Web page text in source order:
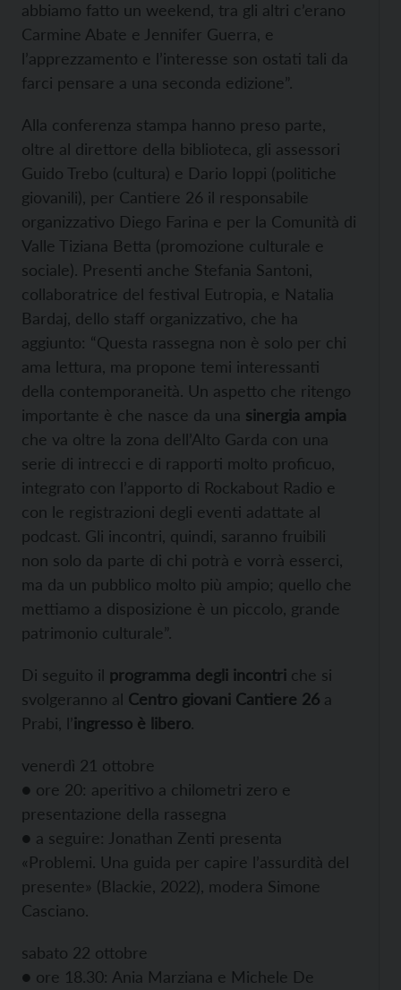
abbiamo fatto un weekend, tra gli altri c’erano
Carmine Abate e Jennifer Guerra, e
l’apprezzamento e l’interesse son ostati tali da
farci pensare a una seconda edizione”.
Alla conferenza stampa hanno preso parte,
oltre al direttore della biblioteca, gli assessori
Guido Trebo (cultura) e Dario Ioppi (politiche
giovanili), per Cantiere 26 il responsabile
organizzativo Diego Farina e per la Comunità di
Valle Tiziana Betta (promozione culturale e
sociale). Presenti anche Stefania Santoni,
collaboratrice del festival Eutropia, e Natalia
Bardaj, dello staff organizzativo, che ha
aggiunto: “Questa rassegna non è solo per chi
ama lettura, ma propone temi interessanti
della contemporaneità. Un aspetto che ritengo
importante è che nasce da una sinergia ampia
che va oltre la zona dell’Alto Garda con una
serie di intrecci e di rapporti molto proficuo,
integrato con l’apporto di Rockabout Radio e
con le registrazioni degli eventi adattate al
podcast. Gli incontri, quindi, saranno fruibili
non solo da parte di chi potrà e vorrà esserci,
ma da un pubblico molto più ampio; quello che
mettiamo a disposizione è un piccolo, grande
patrimonio culturale”.
Di seguito il programma degli incontri che si
svolgeranno al Centro giovani Cantiere 26 a
Prabi, l’ingresso è libero.
venerdì 21 ottobre
● ore 20: aperitivo a chilometri zero e
presentazione della rassegna
● a seguire: Jonathan Zenti presenta
«Problemi. Una guida per capire l’assurdità del
presente» (Blackie, 2022), modera Simone
Casciano.
sabato 22 ottobre
● ore 18.30: Ania Marziana e Michele De